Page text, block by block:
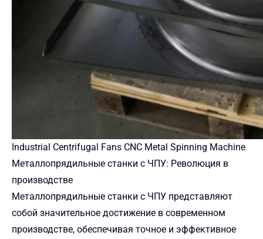
Industrial Centrifugal Fans CNC Metal Spinning Machine
Металлопрядильные станки с ЧПУ: Революция в
производстве
Металлопрядильные станки с ЧПУ представляют
собой значительное достижение в современном
производстве, обеспечивая точное и эффективное